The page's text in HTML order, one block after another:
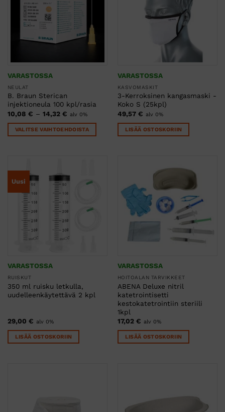
sivulla.
VARASTOSSA
NEULAT
B. Braun Sterican
injektioneula 100 kpl/rasia
10,08 € – 14,32 €Hintaluokka:
-
14,32 €
alv 0%
VALITSE VAIHTOEHDOISTA
useampi
muunnelma.
Voit
tehdä
valinnat
tuotteen
sivulla.
VARASTOSSA
KASVOMASKIT
3-Kerroksinen kangasmaski -
Koko S (25kpl)
49,57 € alv 0%
LISÄÄ OSTOSKORIIN
Uusi
VARASTOSSA
RUISKUT
350 ml ruisku letkulla,
uudelleenkäytettävä 2 kpl
29,00 € alv 0%
LISÄÄ OSTOSKORIIN
VARASTOSSA
HOITOALAN TARVIKKEET
ABENA Deluxe nitril
katetrointisetti
kestokatetrointiin steriili
1kpl
17,02 € alv 0%
LISÄÄ OSTOSKORIIN